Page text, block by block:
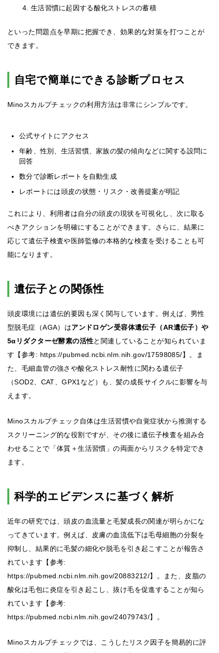
生活習慣に起因する酸化ストレスの蓄積
といった問題点を早期に把握でき、効果的な対策を打つことが
できます。
自宅で簡単にできる診断プロセス
Minoスカルプチェックの利用方法は非常にシンプルです。
公式サイトにアクセス
年齢、性別、生活習慣、家族の髪の傾向などに関する設問に
回答
数分で診断レポートを自動生成
レポートには頭皮の状態・リスク・改善提案が明記
これにより、利用者は自分の頭皮の現状を可視化し、次に取る
べきアクションを明確にすることができます。さらに、結果に
応じて遺伝子検査や医師監修の本格的な検査を受けることも可
能になります。
遺伝子との関係性
頭皮環境には遺伝的要因も深く関与しています。例えば、男性
型脱毛症（AGA）はアンドロゲン受容体遺伝子（AR遺伝子）や
5αリダクターゼ酵素の活性と関連していることが知られていま
す【参考: https://pubmed.ncbi.nlm.nih.gov/17598085/】。ま
た、毛細血管の強さや酸化ストレス耐性に関わる遺伝子
（SOD2、CAT、GPX1など）も、髪の成長サイクルに影響を与
えます。
Minoスカルプチェック自体は生活習慣や自覚症状から推測する
スクリーニング的な役割ですが、その後に遺伝子検査を組み合
わせることで「体質＋生活習慣」の両面からリスクを特定でき
ます。
科学的エビデンスに基づく解析
近年の研究では、頭皮の血流量と毛髪成長の関連が明らかにな
ってきています。例えば、皮膚の血流低下は毛母細胞の分裂を
抑制し、結果的に毛髪の細化や脱毛を引き起こすことが報告さ
れています【参考:
https://pubmed.ncbi.nlm.nih.gov/20883212/】。また、皮脂の
酸化は毛包に炎症を引き起こし、抜け毛を促進することが知ら
れています【参考:
https://pubmed.ncbi.nlm.nih.gov/24079743/】。
Minoスカルプチェックでは、こうしたリスク因子を簡易的に評